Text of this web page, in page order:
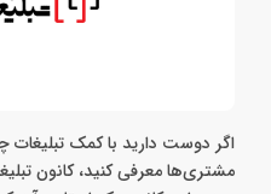
اگر دوست دارید با کمک تبلیغات
مشتری‌ها معرفی کنید، کانون